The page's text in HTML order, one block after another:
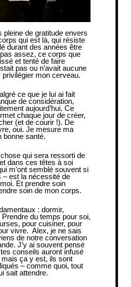
pleine de gratitude envers
qui est là, qui résiste
durant des années être
assez, ce corps que
et tenté de faire
pas ou n’avait aucune
privilégier mon cerveau.
ce que je lui ai fait
de considération,
aujourd’hui. Ce
chaque jour de créer,
(et de courir !). De
oui. Je mesure ma
bonne santé.
chose qui sera ressorti de
dans ces têtes à soi
m’ont semblé souvent si
– est la nécessité de
Et prendre soin
soin de mon corps.
: dormir,
Prendre du temps pour soi,
pour cuisiner, pour
vivre. Alex, je ne sais
de notre conversation
J’y ai souvent pensé
conseils auront infusé
ça y est, ils sont
– comme quoi, tout
sait attendre.